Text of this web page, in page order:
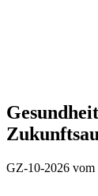
GZ-10-2026 vom